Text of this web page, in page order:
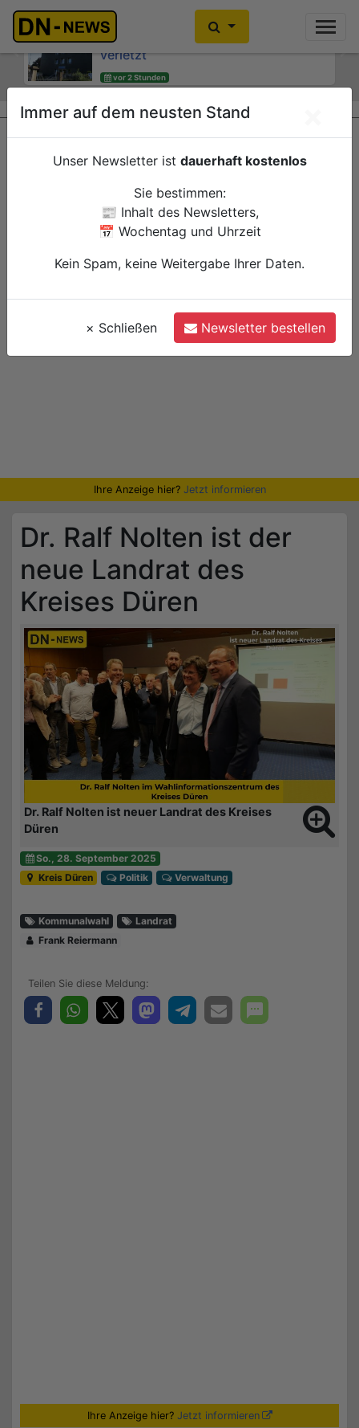
Rennradfahrer bei Verkehrsunfall auf
der L15 am Eifel-Resort schwer
verletzt
vor 2 Stunden
Zwei Verletzte nach Hausbrand am
"Wibbelrusch"
vor 2 Stunden
Düren
Polizei
Previous
Ihre Anzeige hier? Jetzt informieren
Dr. Ralf Nolten ist der
neue Landrat des
Kreises Düren
Dr. Ralf Nolten ist neuer Landrat des Kreises
Düren
So., 28. September 2025
Kreis Düren
Politik Verwaltung
Kommunalwahl
Landrat
Frank Reiermann
Ihre Anzeige hier? Jetzt informieren
Immer auf dem neusten Stand
Unser Newsletter ist dauerhaft kostenlos
Sie bestimmen:
📰 Inhalt des Newsletters,
📅 Wochentag und Uhrzeit
Kein Spam, keine Weitergabe Ihrer Daten.
× Schließen Newsletter bestellen